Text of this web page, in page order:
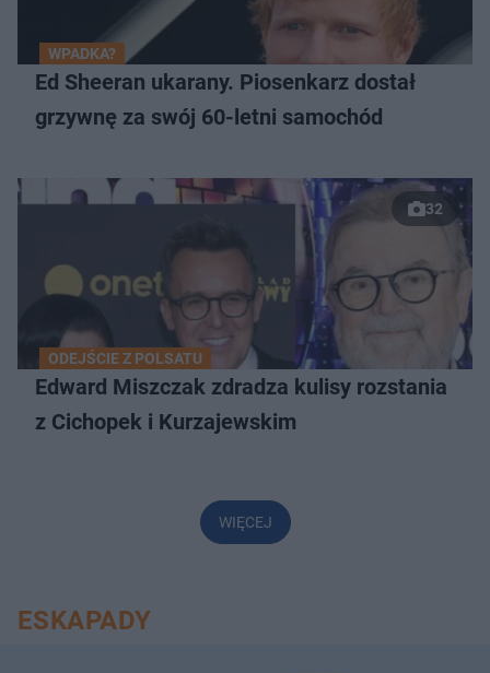
WPADKA?
Ed Sheeran ukarany. Piosenkarz dostał
grzywnę za swój 60-letni samochód
32
ODEJŚCIE Z POLSATU
Edward Miszczak zdradza kulisy rozstania
z Cichopek i Kurzajewskim
WIĘCEJ
ESKAPADY